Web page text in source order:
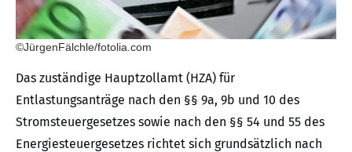
©JürgenFälchle/fotolia.com
Das zuständige Hauptzollamt (HZA) für
Entlastungsanträge nach den §§ 9a, 9b und 10 des
Stromsteuergesetzes sowie nach den §§ 54 und 55 des
Energiesteuergesetzes richtet sich grundsätzlich nach